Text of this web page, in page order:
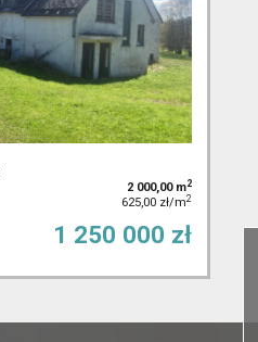
2 000,00 m2
625,00 zł/m2
1 250 000 zł